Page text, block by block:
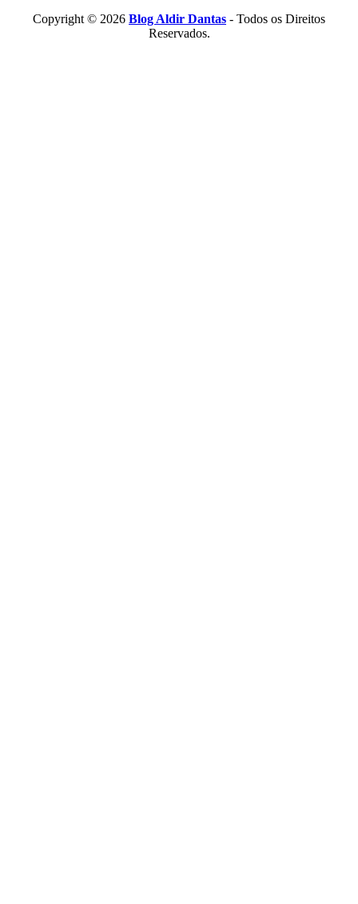
Copyright © 2026 Blog Aldir Dantas - Todos os Direitos
Reservados.